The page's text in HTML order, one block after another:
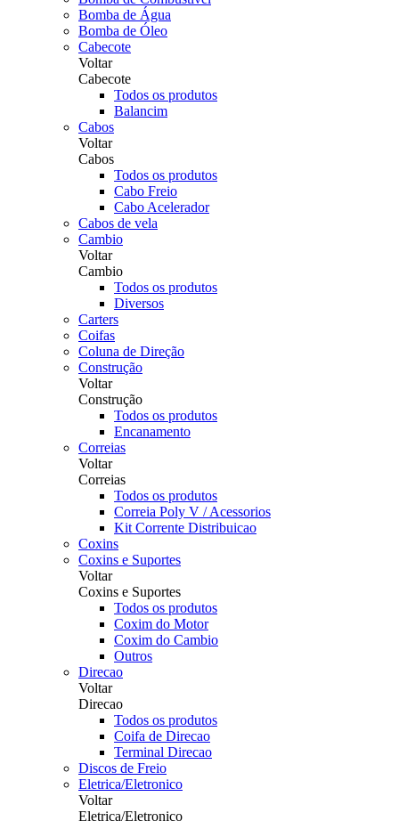
Bomba de Água
Bomba de Óleo
Cabecote
Voltar
Cabecote
Todos os produtos
Balancim
Cabos
Voltar
Cabos
Todos os produtos
Cabo Freio
Cabo Acelerador
Cabos de vela
Cambio
Voltar
Cambio
Todos os produtos
Diversos
Carters
Coifas
Coluna de Direção
Construção
Voltar
Construção
Todos os produtos
Encanamento
Correias
Voltar
Correias
Todos os produtos
Correia Poly V / Acessorios
Kit Corrente Distribuicao
Coxins
Coxins e Suportes
Voltar
Coxins e Suportes
Todos os produtos
Coxim do Motor
Coxim do Cambio
Outros
Direcao
Voltar
Direcao
Todos os produtos
Coifa de Direcao
Terminal Direcao
Discos de Freio
Eletrica/Eletronico
Voltar
Eletrica/Eletronico